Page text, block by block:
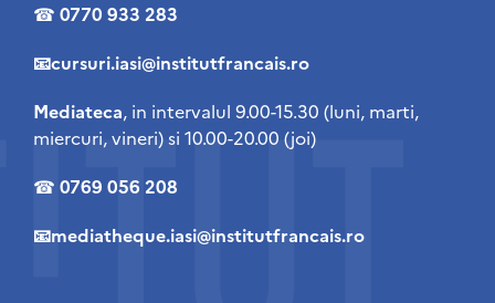
☎ 0770 933 283
📧cursuri.iasi@institutfrancais.ro
Mediateca, in intervalul 9.00-15.30 (luni, marti,
miercuri, vineri) si 10.00-20.00 (joi)
☎ 0769 056 208
📧mediatheque.iasi@institutfrancais.ro